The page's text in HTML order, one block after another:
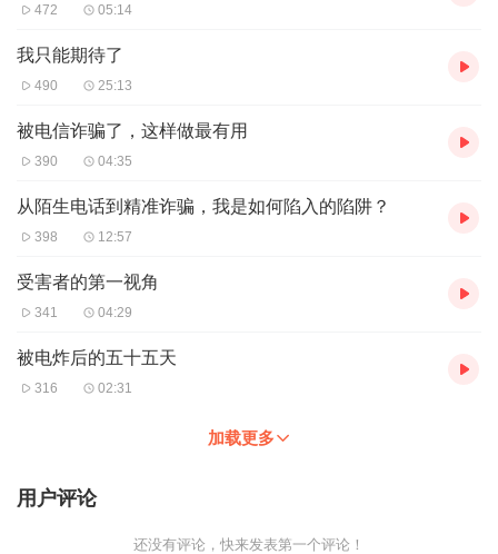
472 05:14
我只能期待了
490 25:13
被电信诈骗了，这样做最有用
390 04:35
从陌生电话到精准诈骗，我是如何陷入的陷阱？
398 12:57
受害者的第一视角
341 04:29
被电炸后的五十五天
316 02:31
加载更多
用户评论
还没有评论，快来发表第一个评论！